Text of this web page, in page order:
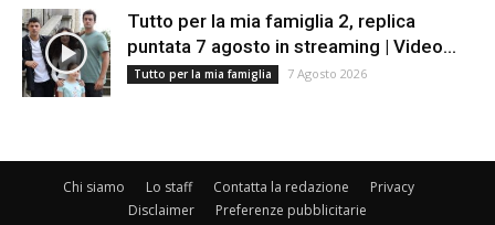
Tutto per la mia famiglia 2, replica
puntata 7 agosto in streaming | Video...
Tutto per la mia famiglia 7 Agosto 2026
Chi siamo Lo staff Contatta la redazione
Privacy
Disclaimer
Preferenze pubblicitarie